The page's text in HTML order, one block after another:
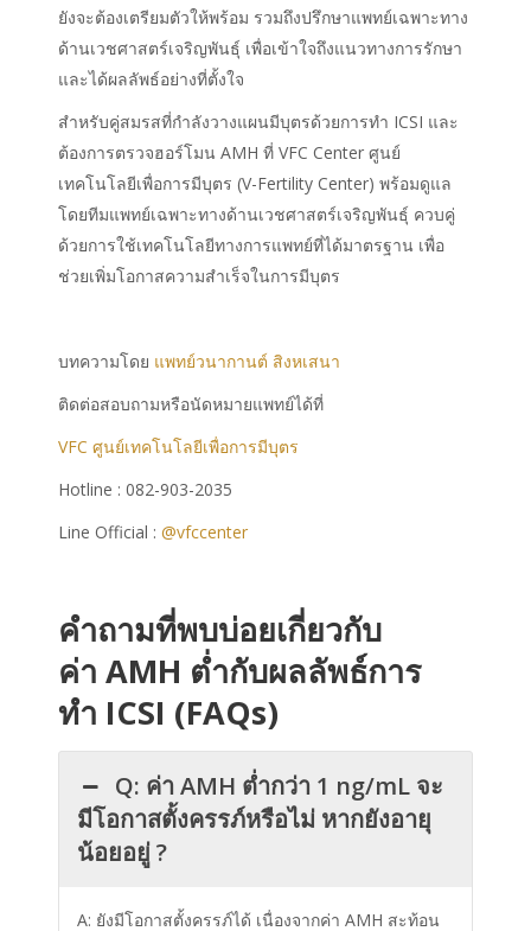
ยังจะต้องเตรียมตัวให้พร้อม รวมถึงปรึกษาแพทย์เฉพาะทาง
ด้านเวชศาสตร์เจริญพันธุ์ เพื่อเข้าใจถึงแนวทางการรักษา
และได้ผลลัพธ์อย่างที่ตั้งใจ
สำหรับคู่สมรสที่กำลังวางแผนมีบุตรด้วยการทำ ICSI และ
ต้องการตรวจฮอร์โมน AMH ที่ VFC Center ศูนย์
เทคโนโลยีเพื่อการมีบุตร (V-Fertility Center) พร้อมดูแล
โดยทีมแพทย์เฉพาะทางด้านเวชศาสตร์เจริญพันธุ์ ควบคู่
ด้วยการใช้เทคโนโลยีทางการแพทย์ที่ได้มาตรฐาน เพื่อ
ช่วยเพิ่มโอกาสความสำเร็จในการมีบุตร
บทความโดย แพทย์วนากานต์ สิงหเสนา
ติดต่อสอบถามหรือนัดหมายแพทย์ได้ที่
VFC ศูนย์เทคโนโลยีเพื่อการมีบุตร
Hotline : 082-903-2035
Line Official : @vfccenter
คำถามที่พบบ่อยเกี่ยวกับ
ค่า AMH ต่ำกับผลลัพธ์การ
ทำ ICSI (FAQs)
Q: ค่า AMH ต่ำกว่า 1 ng/mL จะ
มีโอกาสตั้งครรภ์หรือไม่ หากยังอายุ
น้อยอยู่ ?
A: ยังมีโอกาสตั้งครรภ์ได้ เนื่องจากค่า AMH สะท้อน